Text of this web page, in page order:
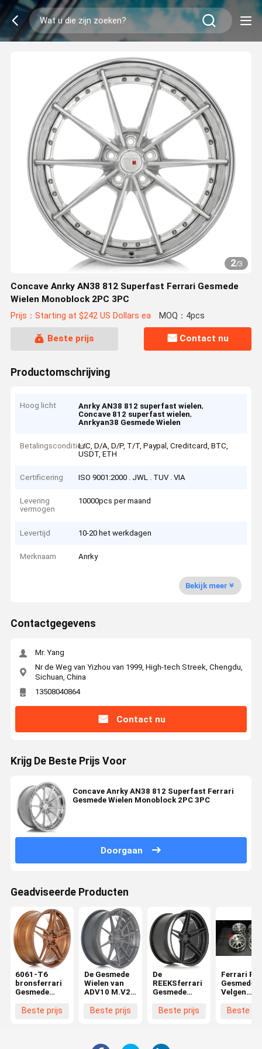
2/3
Concave Anrky AN38 812 Superfast Ferrari Gesmede
Wielen Monoblock 2PC 3PC
Prijs：Starting at $242 US Dollars ea MOQ：4pcs
Beste prijs Contact nu
Productomschrijving
Hoog licht Anrky AN38 812 superfast wielen,
Concave 812 superfast wielen,
Anrkyan38 Gesmede Wielen
BetalingsconditiesL/C, D/A, D/P, T/T, Paypal, Creditcard, BTC,
USDT, ETH
Certificering ISO 9001:2000 . JWL . TUV . VIA
Levering
vermogen
10000pcs per maand
Levertijd 10-20 het werkdagen
Merknaam Anrky
Bekijk meer
Contactgegevens
Mr. Yang
Nr de Weg van Yizhou van 1999, High-tech Streek, Chengdu,
Sichuan, China
13508040864
Contact nu
Krijg De Beste Prijs Voor
Concave Anrky AN38 812 Superfast Ferrari
Gesmede Wielen Monoblock 2PC 3PC
Doorgaan
Geadviseerde Producten
6061-T6
bronsferrari
Gesmede
Beste prijs
De Gesmede
Wielen van
ADV10 M.V2
Beste prijs
De
REEKSferrari
Gesmede
ADV05 M.V2
Beste prijs
Ferrari
Gesmede
Velgen
Beste